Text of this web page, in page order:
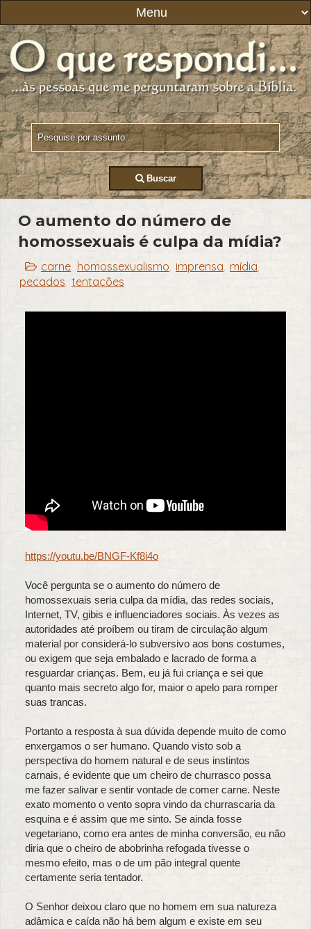
Buscar
O aumento do número de
homossexuais é culpa da mídia?
carne, homossexualismo, imprensa, mídia,
pecados, tentações
https://youtu.be/BNGF-Kf8i4o
Você pergunta se o aumento do número de
homossexuais seria culpa da mídia, das redes sociais,
Internet, TV, gibis e influenciadores sociais. Às vezes as
autoridades até proíbem ou tiram de circulação algum
material por considerá-lo subversivo aos bons costumes,
ou exigem que seja embalado e lacrado de forma a
resguardar crianças. Bem, eu já fui criança e sei que
quanto mais secreto algo for, maior o apelo para romper
suas trancas.
Portanto a resposta à sua dúvida depende muito de como
enxergamos o ser humano. Quando visto sob a
perspectiva do homem natural e de seus instintos
carnais, é evidente que um cheiro de churrasco possa
me fazer salivar e sentir vontade de comer carne. Neste
exato momento o vento sopra vindo da churrascaria da
esquina e é assim que me sinto. Se ainda fosse
vegetariano, como era antes de minha conversão, eu não
diria que o cheiro de abobrinha refogada tivesse o
mesmo efeito, mas o de um pão integral quente
certamente seria tentador.
O Senhor deixou claro que no homem em sua natureza
adâmica e caída não há bem algum e existe em seu